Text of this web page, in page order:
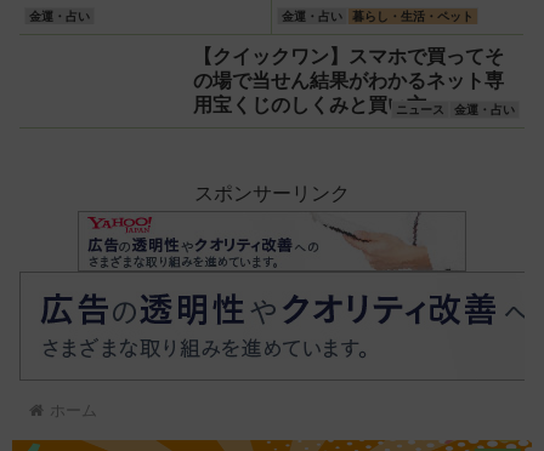
異例の重版決定！沖縄ユ
タ・片山鶴子や「2億8800
万円当選の秘密」など、豪
華すぎる中身を徹底解剖！
金運・占い 金運・占い 暮らし・生活・ペット
【クイックワン】スマホで買ってそ
の場で当せん結果がわかるネット専
用宝くじのしくみと買い方
ニュース 金運・占い
スポンサーリンク
ホーム